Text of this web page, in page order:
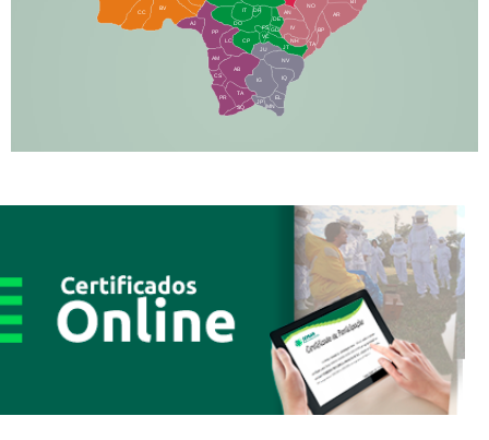
BT
AR
TA
NH
JT
IT
DR
DO
CP
JU
NV
IQ
EL
BV
CC
PP
AJ
LC
AM
AB
JP
CS
PR
TA
SQ
IG
MN
NO
BP
AN
IV
FS
VC
GD
DE